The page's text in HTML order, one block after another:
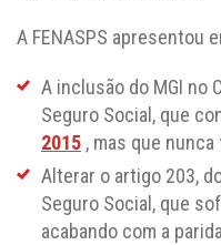
A FENASPS apresentou
A inclusão do MGI no
Seguro Social, que
2015 , mas que
Alterar o artigo 203,
Seguro Social, que
acabando com a